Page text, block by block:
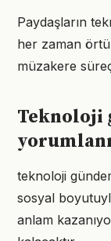
Paydaşların
her zaman
müzakere
Teknoloji
teknoloji
sosyal
anlam